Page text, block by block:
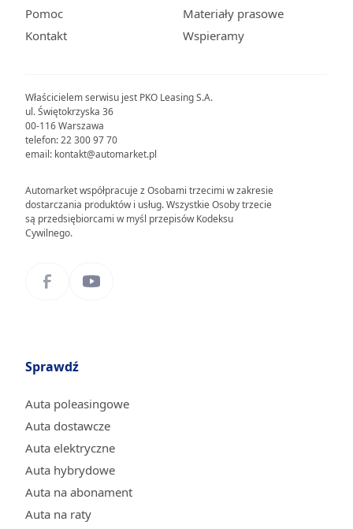
Właścicielem serwisu jest PKO Leasing S.A.
ul. Świętokrzyska 36
00-116 Warszawa
telefon: 22 300 97 70
email: kontakt@automarket.pl
Automarket współpracuje z Osobami trzecimi w zakresie
dostarczania produktów i usług. Wszystkie Osoby trzecie
są przedsiębiorcami w myśl przepisów Kodeksu
Cywilnego.
Pomoc
Kontakt
Materiały prasowe
Wspieramy
Sprawdź
Auta poleasingowe
Auta dostawcze
Auta elektryczne
Auta hybrydowe
Auta na abonament
Auta na raty